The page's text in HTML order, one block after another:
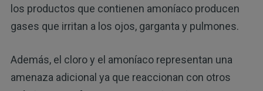
los productos que contienen amoníaco producen
gases que irritan a los ojos, garganta y pulmones.
Además, el cloro y el amoníaco representan una
amenaza adicional ya que reaccionan con otros